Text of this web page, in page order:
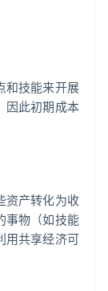
和技能来开展
因此初期成本
资产转化为收
事物（如技能
用共享经济可